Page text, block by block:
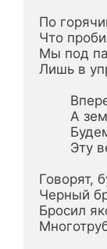
По
Что
Мы под
Лишь в
А
Говорят,
Черный
Бросил